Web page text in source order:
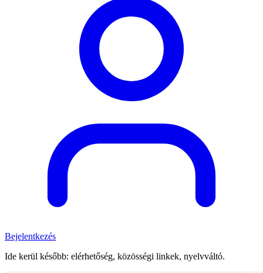
Bejelentkezés
Ide kerül később: elérhetőség, közösségi linkek, nyelvváltó.